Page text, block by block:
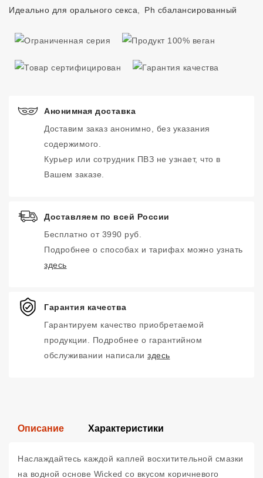
Идеально для орального секса
Ph сбалансированный
Анонимная доставка
Доставим заказ анонимно, без указания
содержимого.
Курьер или сотрудник ПВЗ не узнает, что в
Вашем заказе.
Доставляем по всей России
Бесплатно от 3990 руб.
Подробнее о способах и тарифах можно узнать
здесь
Гарантия качества
Гарантируем качество приобретаемой
продукции. Подробнее о гарантийном
обслуживании написали здесь
Описание Характеристики
Наслаждайтесь каждой каплей восхитительной смазки
на водной основе Wicked со вкусом коричневого